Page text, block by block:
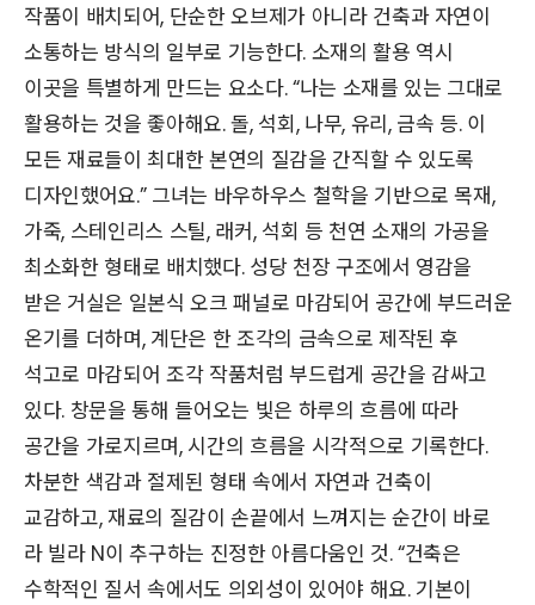
작품이 배치되어, 단순한 오브제가 아니라 건축과 자연이
소통하는 방식의 일부로 기능한다. 소재의 활용 역시
이곳을 특별하게 만드는 요소다. “나는 소재를 있는 그대로
활용하는 것을 좋아해요. 돌, 석회, 나무, 유리, 금속 등. 이
모든 재료들이 최대한 본연의 질감을 간직할 수 있도록
디자인했어요.” 그녀는 바우하우스 철학을 기반으로 목재,
가죽, 스테인리스 스틸, 래커, 석회 등 천연 소재의 가공을
최소화한 형태로 배치했다. 성당 천장 구조에서 영감을
받은 거실은 일본식 오크 패널로 마감되어 공간에 부드러운
온기를 더하며, 계단은 한 조각의 금속으로 제작된 후
석고로 마감되어 조각 작품처럼 부드럽게 공간을 감싸고
있다. 창문을 통해 들어오는 빛은 하루의 흐름에 따라
공간을 가로지르며, 시간의 흐름을 시각적으로 기록한다.
차분한 색감과 절제된 형태 속에서 자연과 건축이
교감하고, 재료의 질감이 손끝에서 느껴지는 순간이 바로
라 빌라 N이 추구하는 진정한 아름다움인 것. “건축은
수학적인 질서 속에서도 의외성이 있어야 해요. 기본이